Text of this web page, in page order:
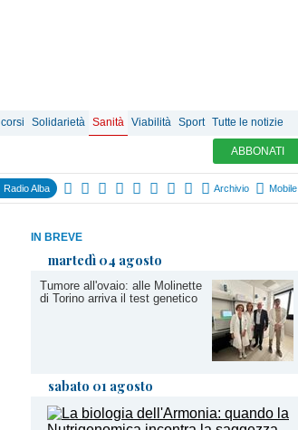
Solidarietà Sanità Viabilità Sport Tutte le notizie
ABBONATI
Radio Alba Archivio Mobile
IN BREVE
martedì 04 agosto
Tumore all'ovaio: alle Molinette
di Torino arriva il test genetico
sabato 01 agosto